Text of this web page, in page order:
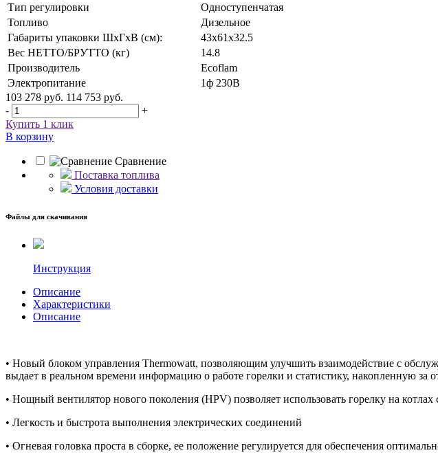
Тип регулировки
Одноступенчатая
Топливо
Дизельное
Габариты упаковки ШхГхВ (см):
43х61х32.5
Вес НЕТТО/БРУТТО (кг)
14.8
Производитель
Ecoflam
Электропитание
1ф 230В
103 278 руб. 114 753 руб.
-
+
Купить 1 клик
В корзину
Сравнение
Поставка топлива
Условия доставки
Файлы для скачивания
Инструкция
Описание
Характеристики
Описание
• Новый блоком управления Thermowatt, позволяющим улучшить взаимодействие с
выдает в реальном времени информацию о работе горелки и статистику, накопленную за
• Нощный вентилятор нового поколения (HPV) позволяет использовать горелку на
• Легкость и быстрота выполнения электрических соединений
• Огневая головка проста в сборке, ее положение регулируется для обеспечения